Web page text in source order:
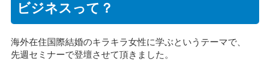
ビジネスって？
海外在住国際結婚のキラキラ女性に学ぶというテーマで、
先週セミナーで登壇させて頂きました。